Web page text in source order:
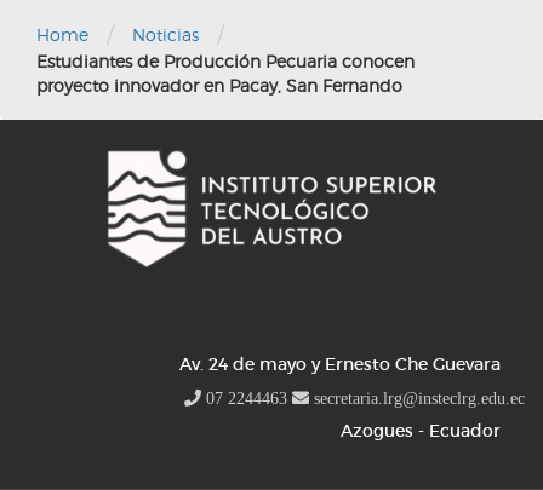
Home / Noticias /
Estudiantes de Producción Pecuaria conocen
proyecto innovador en Pacay, San Fernando
Av. 24 de mayo y Ernesto Che Guevara
07 2244463 secretaria.lrg@insteclrg.edu.ec
Azogues - Ecuador